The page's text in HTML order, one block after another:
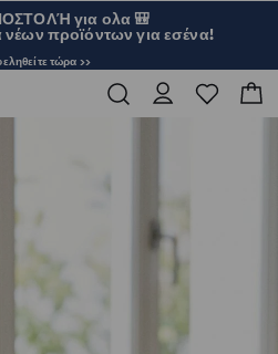
για ολα 🎒
νέων προϊόντων για εσένα!
τώρα >>